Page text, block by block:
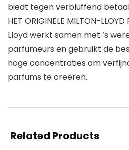
biedt tegen verbluffend
HET ORIGINELE MILTON-
Lloyd werkt samen met ‘s
parfumeurs en gebruikt de
hoge concentraties om
parfums te creëren.
Related Products